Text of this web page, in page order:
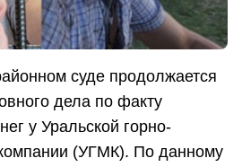
суде продолжается
дела по факту
у Уральской горно-
(УГМК). По данному